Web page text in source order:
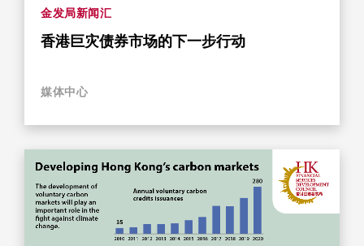
金发局新闻汇
香港巨灾债券市场的下一步行动
媒体中心